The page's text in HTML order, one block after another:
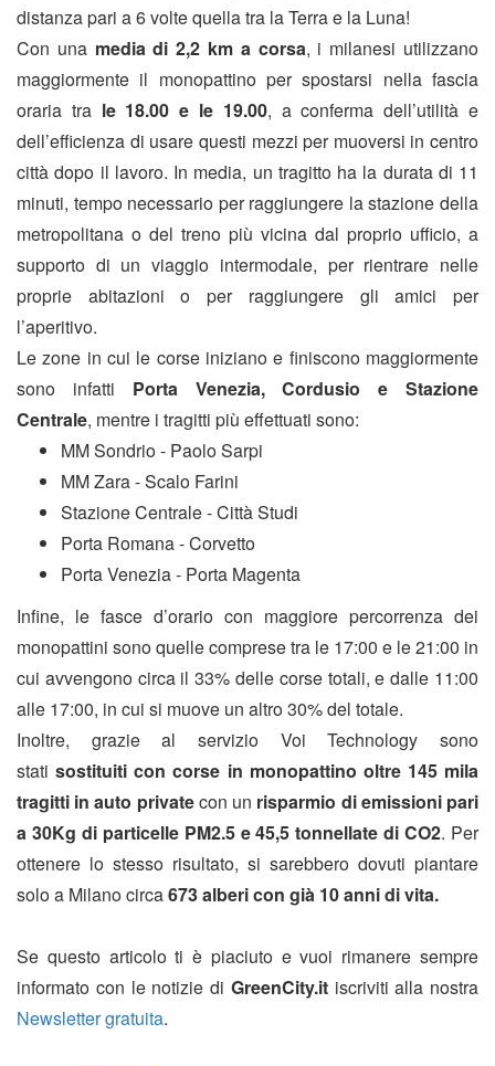
distanza pari a 6 volte quella tra la Terra e la Luna!
Con una media di 2,2 km a corsa, i milanesi utilizzano
maggiormente il monopattino per spostarsi nella fascia
oraria trale 18.00 e le 19.00, a conferma dell’utilità e
dell’efficienza di usare questi mezzi per muoversi in centro
città dopo il lavoro. In media, un tragitto ha la durata di 11
minuti, tempo necessario per raggiungere la stazione della
metropolitana o del treno più vicina dal proprio ufficio, a
supporto di un viaggio intermodale, per rientrare nelle
proprie abitazioni o per raggiungere gli amici per
l’aperitivo.
Le zone in cui le corse iniziano e finiscono maggiormente
sono infatti Porta Venezia, Cordusio e Stazione
Centrale, mentre i tragitti più effettuati sono:
MM Sondrio - Paolo Sarpi
MM Zara - Scalo Farini
Stazione Centrale - Città Studi
Porta Romana - Corvetto
Porta Venezia - Porta Magenta
Infine, le fasce d’orario con maggiore percorrenza dei
monopattini sono quelle comprese tra le 17:00 e le 21:00 in
cui avvengono circa il 33% delle corse totali, e dalle 11:00
alle 17:00, in cui si muove un altro 30% del totale.
Inoltre, grazie al servizio Voi Technology sono
statisostituiti con corse in monopattino oltre 145 mila
tragitti in auto privatecon un risparmio di emissioni pari
a 30Kg di particelle PM2.5 e 45,5 tonnellate di CO2. Per
ottenere lo stesso risultato, si sarebbero dovuti piantare
solo a Milano circa673 alberi con già 10 anni di vita.
Se questo articolo ti è piaciuto e vuoi rimanere sempre
informato con le notizie di GreenCity.itiscriviti alla nostra
Newsletter gratuita.